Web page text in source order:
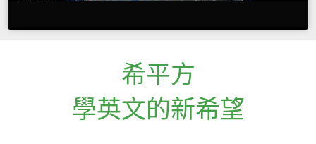
希平方
學英文的新希望